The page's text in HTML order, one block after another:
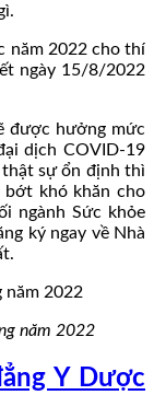
năm 2022 cho thí
ngày 15/8/2022
được hưởng mức
dịch COVID-19
sự ổn định thì
bớt khó khăn cho
ngành Sức khỏe
ký ngay về Nhà
năm 2022
Y Dược